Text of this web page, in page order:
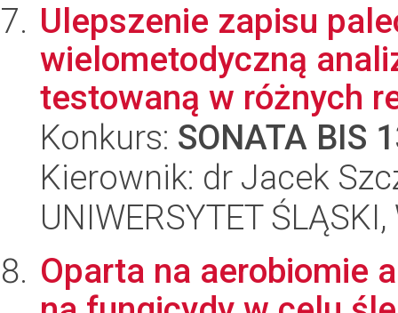
Ulepszenie zapisu
wielometodyczną
testowaną w różnych
Konkurs: SONATA BIS
Kierownik: dr Jacek
UNIWERSYTET
Oparta na aerobiomie